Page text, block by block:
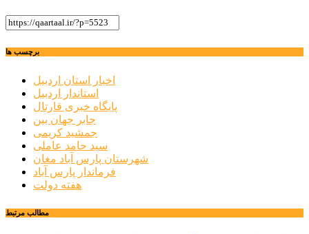
برچسب ها
اخبار استان اردبیل
استاندار اردبیل
پایگاه خبری قارتال
جابر جهان بین
جمشید کریمی
سید حامد عاملی
شهرستان پارس آباد مغان
فرماندار پارس آباد
هفته دولت
مطالب مرتبط